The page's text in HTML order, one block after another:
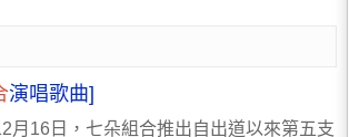
演唱歌曲]
月16日，七朵組合推出自出道以來第五支